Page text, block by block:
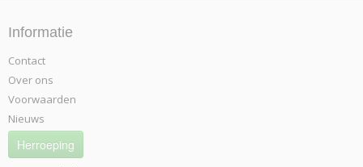
Informatie
Contact
Over ons
Voorwaarden
Nieuws
Herroeping